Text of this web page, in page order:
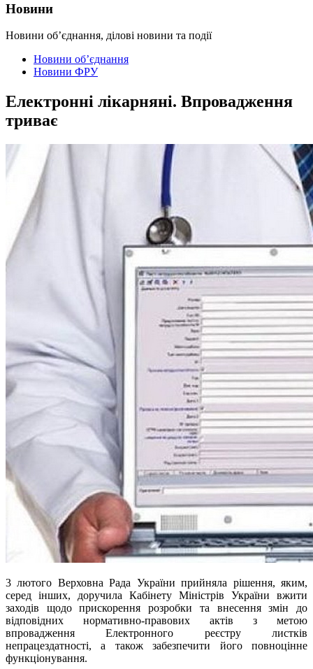
Новини
Новини об’єднання, ділові новини та події
Новини об’єднання
Новини ФРУ
Електронні лікарняні. Впровадження
триває
3 лютого Верховна Рада України прийняла рішення, яким,
серед інших, доручила Кабінету Міністрів України вжити
заходів щодо прискорення розробки та внесення змін до
відповідних нормативно-правових актів з метою
впровадження Електронного реєстру листків
непрацездатності, а також забезпечити його повноцінне
функціонування.